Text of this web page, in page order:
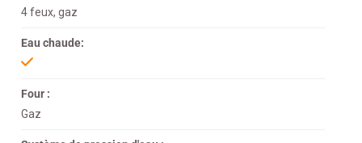
4 feux, gaz
Eau chaude:
Four :
Gaz